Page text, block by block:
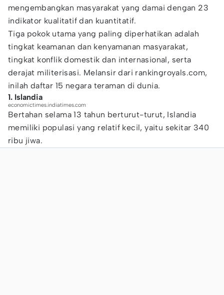
mengembangkan masyarakat yang damai dengan 23
indikator kualitatif dan kuantitatif.
Tiga pokok utama yang paling diperhatikan adalah
tingkat keamanan dan kenyamanan masyarakat,
tingkat konflik domestik dan internasional, serta
derajat militerisasi. Melansir dari rankingroyals.com,
inilah daftar 15 negara teraman di dunia.
1. Islandia
economictimes.indiatimes.com
Bertahan selama 13 tahun berturut-turut, Islandia
memiliki populasi yang relatif kecil, yaitu sekitar 340
ribu jiwa.